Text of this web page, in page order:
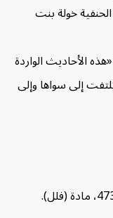
خولة بنت
الأحاديث الواردة
إلى سواها وإلى